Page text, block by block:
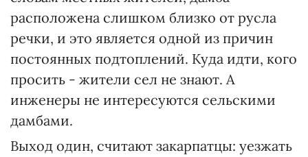
расположена слишком близко от русла
речки, и это является одной из причин
постоянных подтоплений. Куда идти, кого
просить - жители сел не знают. А
инженеры не интересуются сельскими
дамбами.
Выход один, считают закарпатцы: уезжать